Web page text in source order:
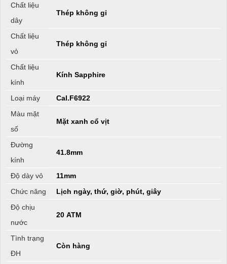
Chất liệu
dây
Thép không gỉ
Chất liệu
vỏ
Thép không gỉ
Chất liệu
kính
Kính Sapphire
Loại máy
Cal.F6922
Màu mặt
số
Mặt xanh cổ vịt
Đường
kính
41.8mm
Độ dày vỏ
11mm
Chức năng
Lịch ngày, thứ, giờ, phút, giây
Độ chịu
nước
20 ATM
Tình trạng
ĐH
Còn hàng